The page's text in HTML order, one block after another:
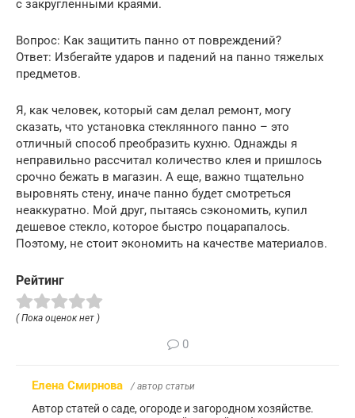
с закругленными краями.
Вопрос: Как защитить панно от повреждений?
Ответ: Избегайте ударов и падений на панно тяжелых
предметов.
Я, как человек, который сам делал ремонт, могу
сказать, что установка стеклянного панно – это
отличный способ преобразить кухню. Однажды я
неправильно рассчитал количество клея и пришлось
срочно бежать в магазин. А еще, важно тщательно
выровнять стену, иначе панно будет смотреться
неаккуратно. Мой друг, пытаясь сэкономить, купил
дешевое стекло, которое быстро поцарапалось.
Поэтому, не стоит экономить на качестве материалов.
Рейтинг
( Пока оценок нет )
0
Елена Смирнова / автор статьи
Автор статей о саде, огороде и загородном хозяйстве.